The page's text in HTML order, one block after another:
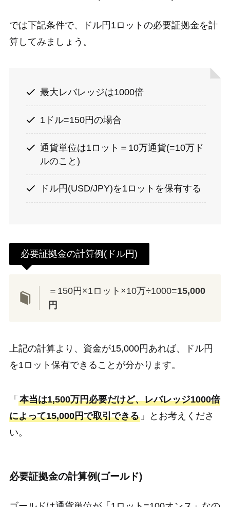
では下記条件で、ドル円1ロットの必要証拠金を計
算してみましょう。
最大レバレッジは1000倍
1ドル=150円の場合
通貨単位は1ロット＝10万通貨(=10万ド
ルのこと)
ドル円(USD/JPY)を1ロットを保有する
必要証拠金の計算例(ドル円)
＝150円×1ロット×10万÷1000=15,000
円
上記の計算より、資金が15,000円あれば、ドル円
を1ロット保有できることが分かります。
「 本当は1,500万円必要だけど、レバレッジ1000倍
によって15,000円で取引できる」とお考えくださ
い。
必要証拠金の計算例(ゴールド)